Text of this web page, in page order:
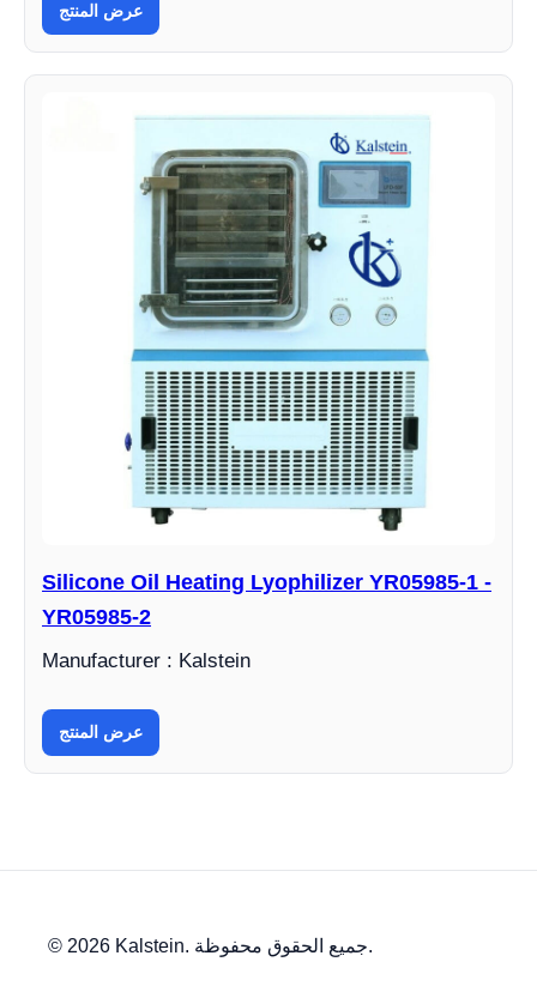
عرض المنتج
Silicone Oil Heating Lyophilizer YR05985-1 -
YR05985-2
Manufacturer : Kalstein
عرض المنتج
© 2026 Kalstein. جميع الحقوق محفوظة.